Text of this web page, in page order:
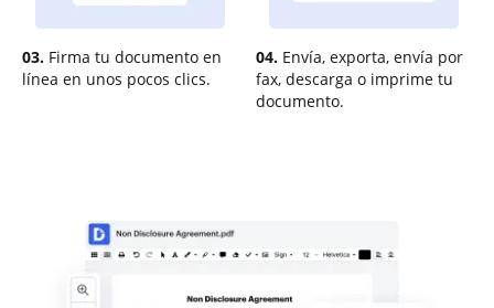
03. Firma tu documento en
línea en unos pocos clics.
04. Envía, exporta, envía por
fax, descarga o imprime tu
documento.